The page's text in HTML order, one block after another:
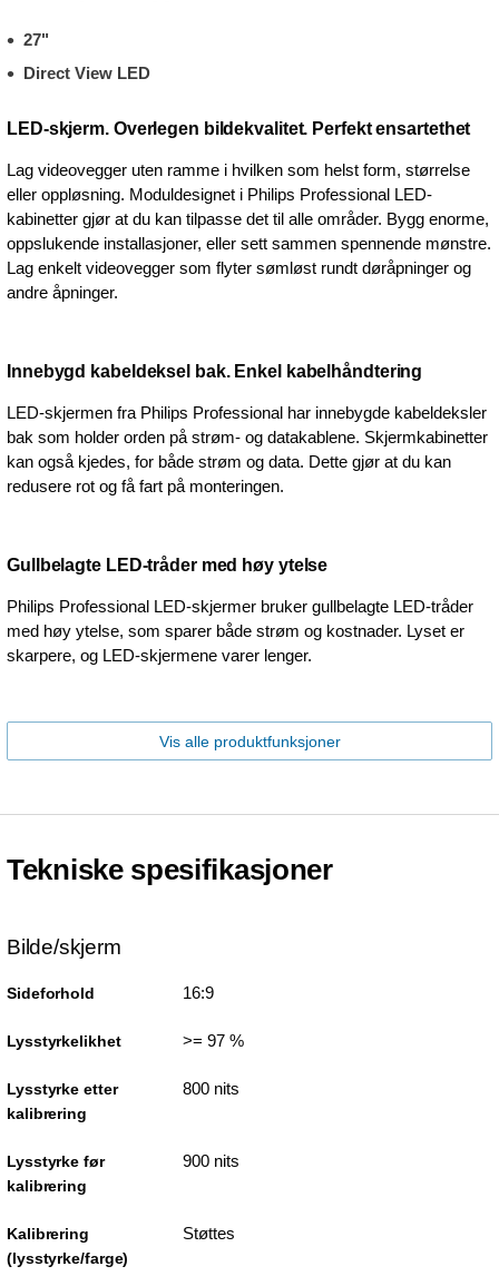
27"
Direct View LED
LED-skjerm. Overlegen bildekvalitet. Perfekt ensartethet
Lag videovegger uten ramme i hvilken som helst form, størrelse
eller oppløsning. Moduldesignet i Philips Professional LED-
kabinetter gjør at du kan tilpasse det til alle områder. Bygg enorme,
oppslukende installasjoner, eller sett sammen spennende mønstre.
Lag enkelt videovegger som flyter sømløst rundt døråpninger og
andre åpninger.
Innebygd kabeldeksel bak. Enkel kabelhåndtering
LED-skjermen fra Philips Professional har innebygde kabeldeksler
bak som holder orden på strøm- og datakablene. Skjermkabinetter
kan også kjedes, for både strøm og data. Dette gjør at du kan
redusere rot og få fart på monteringen.
Gullbelagte LED-tråder med høy ytelse
Philips Professional LED-skjermer bruker gullbelagte LED-tråder
med høy ytelse, som sparer både strøm og kostnader. Lyset er
skarpere, og LED-skjermene varer lenger.
Vis alle produktfunksjoner
Tekniske spesifikasjoner
Bilde/skjerm
Sideforhold 16:9
Lysstyrkelikhet >= 97 %
Lysstyrke etter
kalibrering
800 nits
Lysstyrke før
kalibrering
900 nits
Kalibrering
(lysstyrke/farge)
Støttes